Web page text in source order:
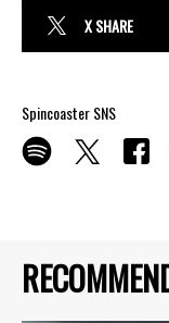
X SHARE
Spincoaster SNS